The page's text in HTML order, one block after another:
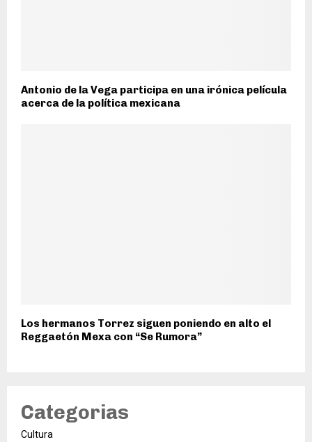
Antonio de la Vega participa en una irónica película
acerca de la política mexicana
Los hermanos Torrez siguen poniendo en alto el
Reggaetón Mexa con “Se Rumora”
Categorias
Cultura